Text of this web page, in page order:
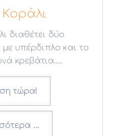
διαθέτει δύο
υπέρδιπλο και το
κρεβάτια....
τώρα!
…